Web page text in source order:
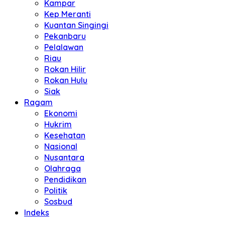
Kampar
Kep Meranti
Kuantan Singingi
Pekanbaru
Pelalawan
Riau
Rokan Hilir
Rokan Hulu
Siak
Ragam
Ekonomi
Hukrim
Kesehatan
Nasional
Nusantara
Olahraga
Pendidikan
Politik
Sosbud
Indeks